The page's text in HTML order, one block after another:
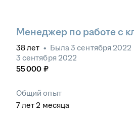
Менеджер по работе с
38лет • Была3 сентября 2022
3 сентября 2022
55 000 ₽
Общий опыт
7лет 2 месяца